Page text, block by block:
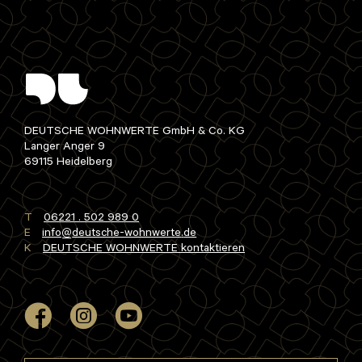
DEUTSCHE WOHNWERTE GmbH & Co. KG
Langer Anger 9
69115 Heidelberg
T
06221 . 502 989 0
E
info deutsche-wohnwertede
K
DEUTSCHE WOHNWERTE kontaktieren